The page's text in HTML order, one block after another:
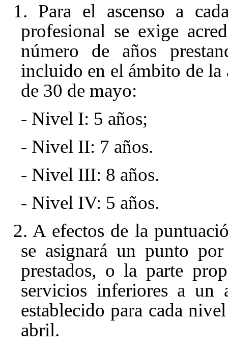
1. Para el ascenso a
profesional se exige
número de años
incluido en el ámbito de
de 30 de mayo:
- Nivel I: 5 años;
- Nivel II: 7 años.
- Nivel III: 8 años.
- Nivel IV: 5 años.
2. A efectos de la
se asignará un punto
prestados, o la parte
servicios inferiores a un
establecido para cada
abril.